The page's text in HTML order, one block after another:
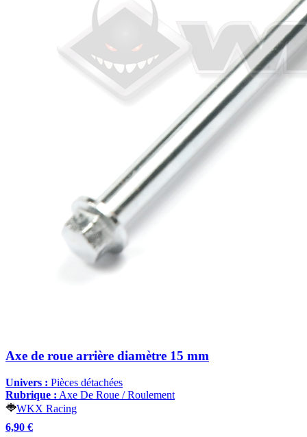
Axe de roue arrière diamètre 15 mm
Univers : Pièces détachées
Rubrique : Axe De Roue / Roulement
WKX Racing
6,90 €